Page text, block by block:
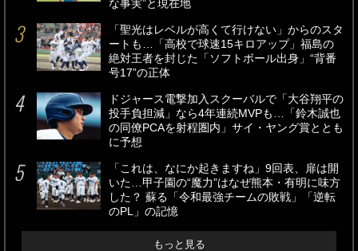
な事実”と現在地
「聖光はレベルが高くて行けない」からのスタ
ートも…「高校で球速15キロアップ」福島の
絶対王者を封じた「ソフトボール出身」“背番
号17”の正体
ドジャース電撃加入スクーバルで「大谷翔平の
投手負担減」なら4年連続MVPも…「鈴木誠也
の同僚PCAを射程圏内」サイ・ヤング賞ととも
に予想
「これは、なにか起きますね」9回表、扉は開
いた…甲子園の“魔力”はなぜ熊本・有明に味方
した？ 蘇る「令和最強チームの敗戦」「逆転
のPL」の記憶
もっと見る